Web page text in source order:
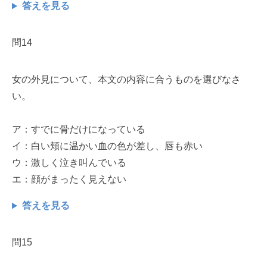
答えを見る
問14
女の外見について、本文の内容に合うものを選びなさ
い。
ア：すでに骨だけになっている
イ：白い頬に温かい血の色が差し、唇も赤い
ウ：激しく泣き叫んでいる
エ：顔がまったく見えない
答えを見る
問15